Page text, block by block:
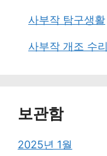
사부작 탐구생활
사부작 개조 수리
보관함
2025년 1월